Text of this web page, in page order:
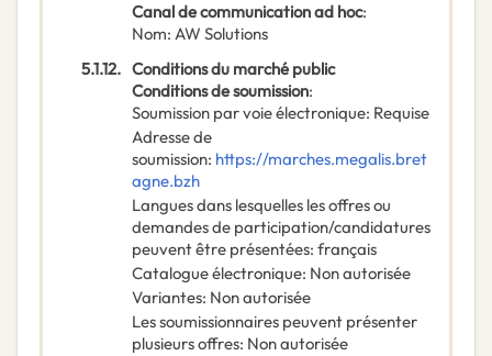
Canal de communication ad hoc:
Nom: AW Solutions
5.1.12. Conditions du marché public
Conditions de soumission:
Soumission par voie électronique: Requise
Adresse de
soumission: https://marches.megalis.bret
agne.bzh
Langues dans lesquelles les offres ou
demandes de participation/candidatures
peuvent être présentées: français
Catalogue électronique: Non autorisée
Variantes: Non autorisée
Les soumissionnaires peuvent présenter
plusieurs offres: Non autorisée